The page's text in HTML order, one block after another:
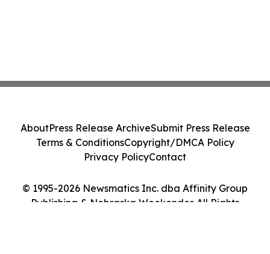
© 1995-2026 Newsmatics Inc. dba Affinity Group
Publishing & Nebraska Weekender. All Rights
AboutPress Release ArchiveSubmit Press Release
Terms & ConditionsCopyright/DMCA Policy
Privacy PolicyContact